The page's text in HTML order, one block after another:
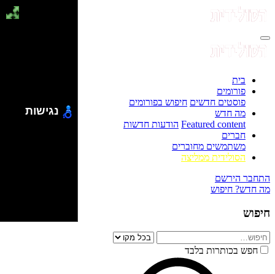
בית
פורומים
פוסטים חדשים חיפוש בפורומים
מה חדש
Featured content הודעות חדשות
חברים
משתמשים מחוברים
הסולידית ממליצה
התחבר הירשם
מה חדש? חיפוש
חיפוש
חפש בכותרות בלבד
נגישות